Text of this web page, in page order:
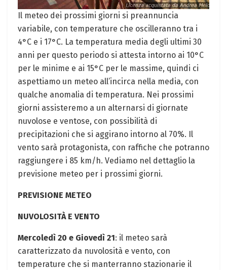
Il meteo dei prossimi giorni si preannuncia
variabile, con temperature che oscilleranno tra i
4°C e i 17°C. La temperatura media degli ultimi 30
anni per questo periodo si attesta intorno ai 10°C
per le minime e ai 15°C per le massime, quindi ci
aspettiamo un meteo all’incirca nella media, con
qualche anomalia di temperatura. Nei prossimi
giorni assisteremo a un alternarsi di giornate
nuvolose e ventose, con possibilità di
precipitazioni che si aggirano intorno al 70%. Il
vento sarà protagonista, con raffiche che potranno
raggiungere i 85 km/h. Vediamo nel dettaglio la
previsione meteo per i prossimi giorni.
PREVISIONE METEO
NUVOLOSITÀ E VENTO
Mercoledì 20 e Giovedì 21: il meteo sarà
caratterizzato da nuvolosità e vento, con
temperature che si manterranno stazionarie il